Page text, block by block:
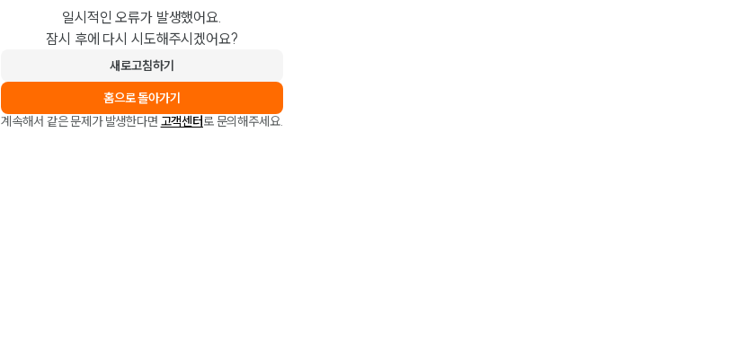
일시적인 오류가 발생했어요.
잠시 후에 다시 시도해주시겠어요?
새로고침하기
홈으로 돌아가기
계속해서 같은 문제가 발생한다면 고객센터로 문의해주세요.